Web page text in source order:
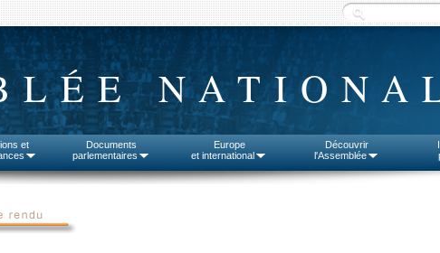
et
Documents
parlementaires
Europe
et international
Découvrir
l'Assemblée